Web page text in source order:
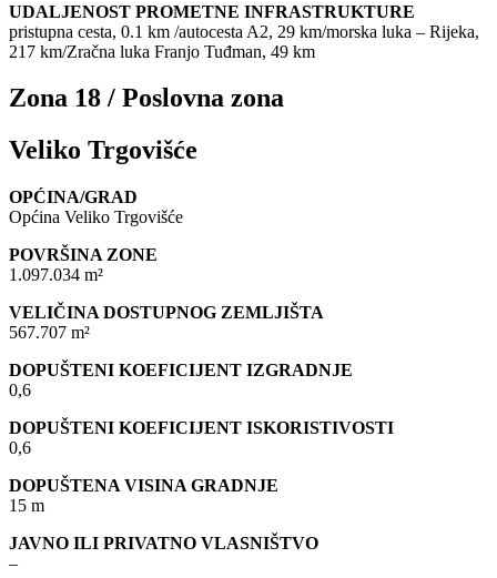
UDALJENOST PROMETNE INFRASTRUKTURE
pristupna cesta, 0.1 km /autocesta A2, 29 km/morska luka – Rijeka,
217 km/Zračna luka Franjo Tuđman, 49 km
Zona 18 / Poslovna zona
Veliko Trgovišće
OPĆINA/GRAD
Općina Veliko Trgovišće
POVRŠINA ZONE
1.097.034 m²
VELIČINA DOSTUPNOG ZEMLJIŠTA
567.707 m²
DOPUŠTENI KOEFICIJENT IZGRADNJE
0,6
DOPUŠTENI KOEFICIJENT ISKORISTIVOSTI
0,6
DOPUŠTENA VISINA GRADNJE
15 m
JAVNO ILI PRIVATNO VLASNIŠTVO
–